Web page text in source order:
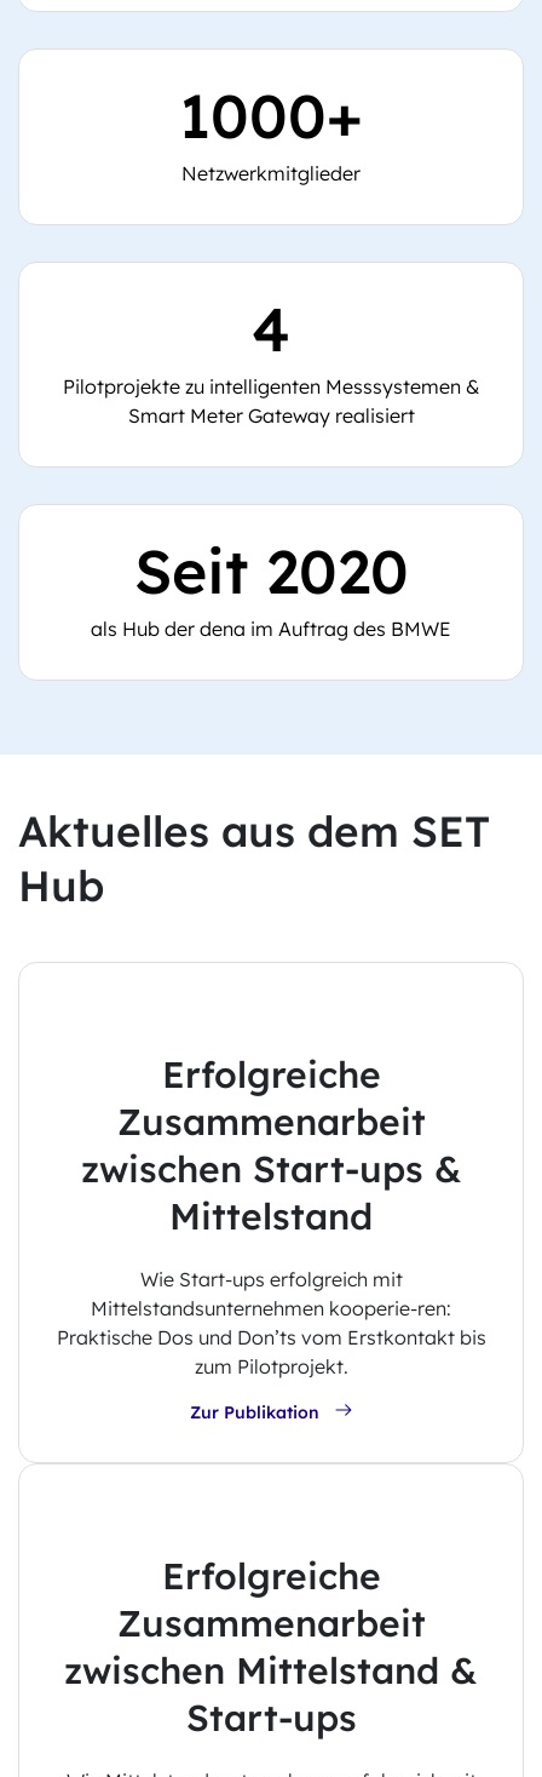
1000+
Netzwerkmitglieder
4
Pilotprojekte zu intelligenten Messsystemen &
Smart Meter Gateway realisiert
Seit 2020
als Hub der dena im Auftrag des BMWE
Aktuelles aus dem SET
Hub
Erfolgreiche
Zusammenarbeit
zwischen Start-ups &
Mittelstand
Wie Start-ups erfolgreich mit
Mittelstandsunternehmen kooperie-ren:
Praktische Dos und Don’ts vom Erstkontakt bis
zum Pilotprojekt.
Zur Publikation
Erfolgreiche
Zusammenarbeit
zwischen Mittelstand &
Start-ups